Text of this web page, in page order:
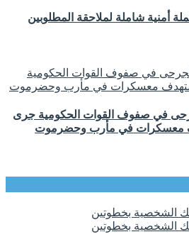
أمنية شاملة لملاحقة المطلوبين
في صفوف القوات الحكومية جرى
معسكرات في مأرب وحضرموت